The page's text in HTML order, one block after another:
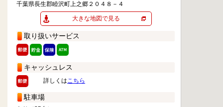
千葉県長生郡睦沢町上之郷２０４８－４
大きな地図で見る
取り扱いサービス
キャッシュレス
詳しくはこちら
駐車場